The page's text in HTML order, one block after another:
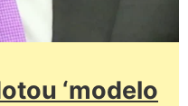
‘modelo